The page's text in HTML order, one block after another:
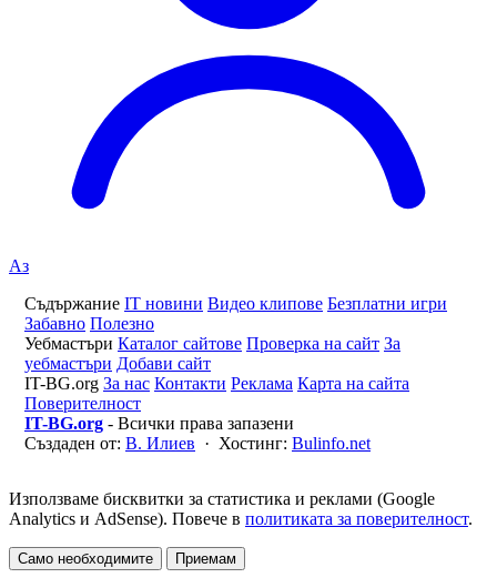
Аз
Съдържание IT новини Видео клипове Безплатни игри
Забавно Полезно
Уебмастъри Каталог сайтове Проверка на сайт За
уебмастъри Добави сайт
IT-BG.org За нас Контакти Реклама Карта на сайта
Поверителност
IT-BG.org - Всички права запазени
Създаден от: В. Илиев · Хостинг: Bulinfo.net
Използваме бисквитки за статистика и реклами (Google
Analytics и AdSense). Повече в политиката за поверителност.
Само необходимите Приемам